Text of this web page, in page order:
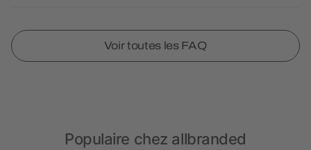
Voir toutes les FAQ
Populaire chez allbranded